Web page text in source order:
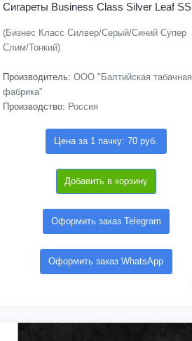
Сигареты Business Class Silver Leaf SS
(Бизнес Класс Силвер/Серый/Синий Супер
Слим/Тонкий)
Производитель: ООО "Балтийская табачная
фабрика"
Производство: Россия
Цена за 1 пачку: 70 руб.
Добавить в корзину
Оформить заказ Telegram
Оформить заказ WhatsApp